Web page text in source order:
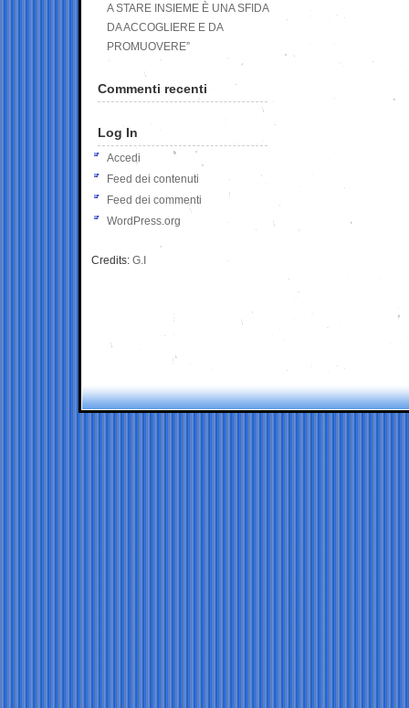
A STARE INSIEME È UNA SFIDA
DA ACCOGLIERE E DA
PROMUOVERE”
Commenti recenti
Log In
Accedi
Feed dei contenuti
Feed dei commenti
WordPress.org
Credits: G.I